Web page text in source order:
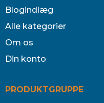
Blogindlæg
Alle kategorier
Om os
Din konto
PRODUKTGRUPPE